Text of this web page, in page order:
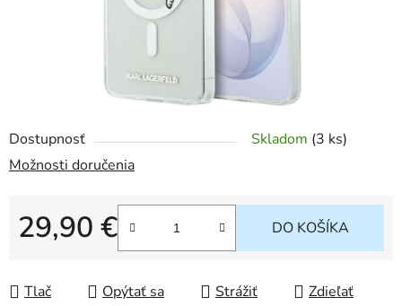
Dostupnosť Skladom (3 ks)
Možnosti doručenia
29,90 €
Jednotková cena:
DO KOŠÍKA
Tlač Opýtať sa Strážiť Zdieľať